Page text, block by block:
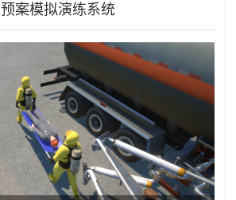
预案模拟演练系统